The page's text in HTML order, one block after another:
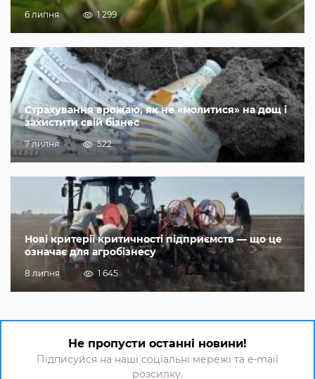
6 липня 1 299
Страхування врожаю, як не «молитися» на дощ і
захистити свій бізнес
7 липня 522
Нові критерії критичності підприємств — що це
означає для агробізнесу
8 липня 1 645
Не пропусти останні новини!
Підписуйся на наші соціальні мережі та e-mail
розсилку.